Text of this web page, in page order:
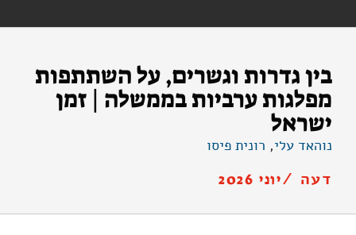
בין גדרות וגשרים, על השתתפות
מפלגות ערביות בממשלה | זמן
ישראל
נוהאד עלי, רונית פיסו
דעה /יוני 2026